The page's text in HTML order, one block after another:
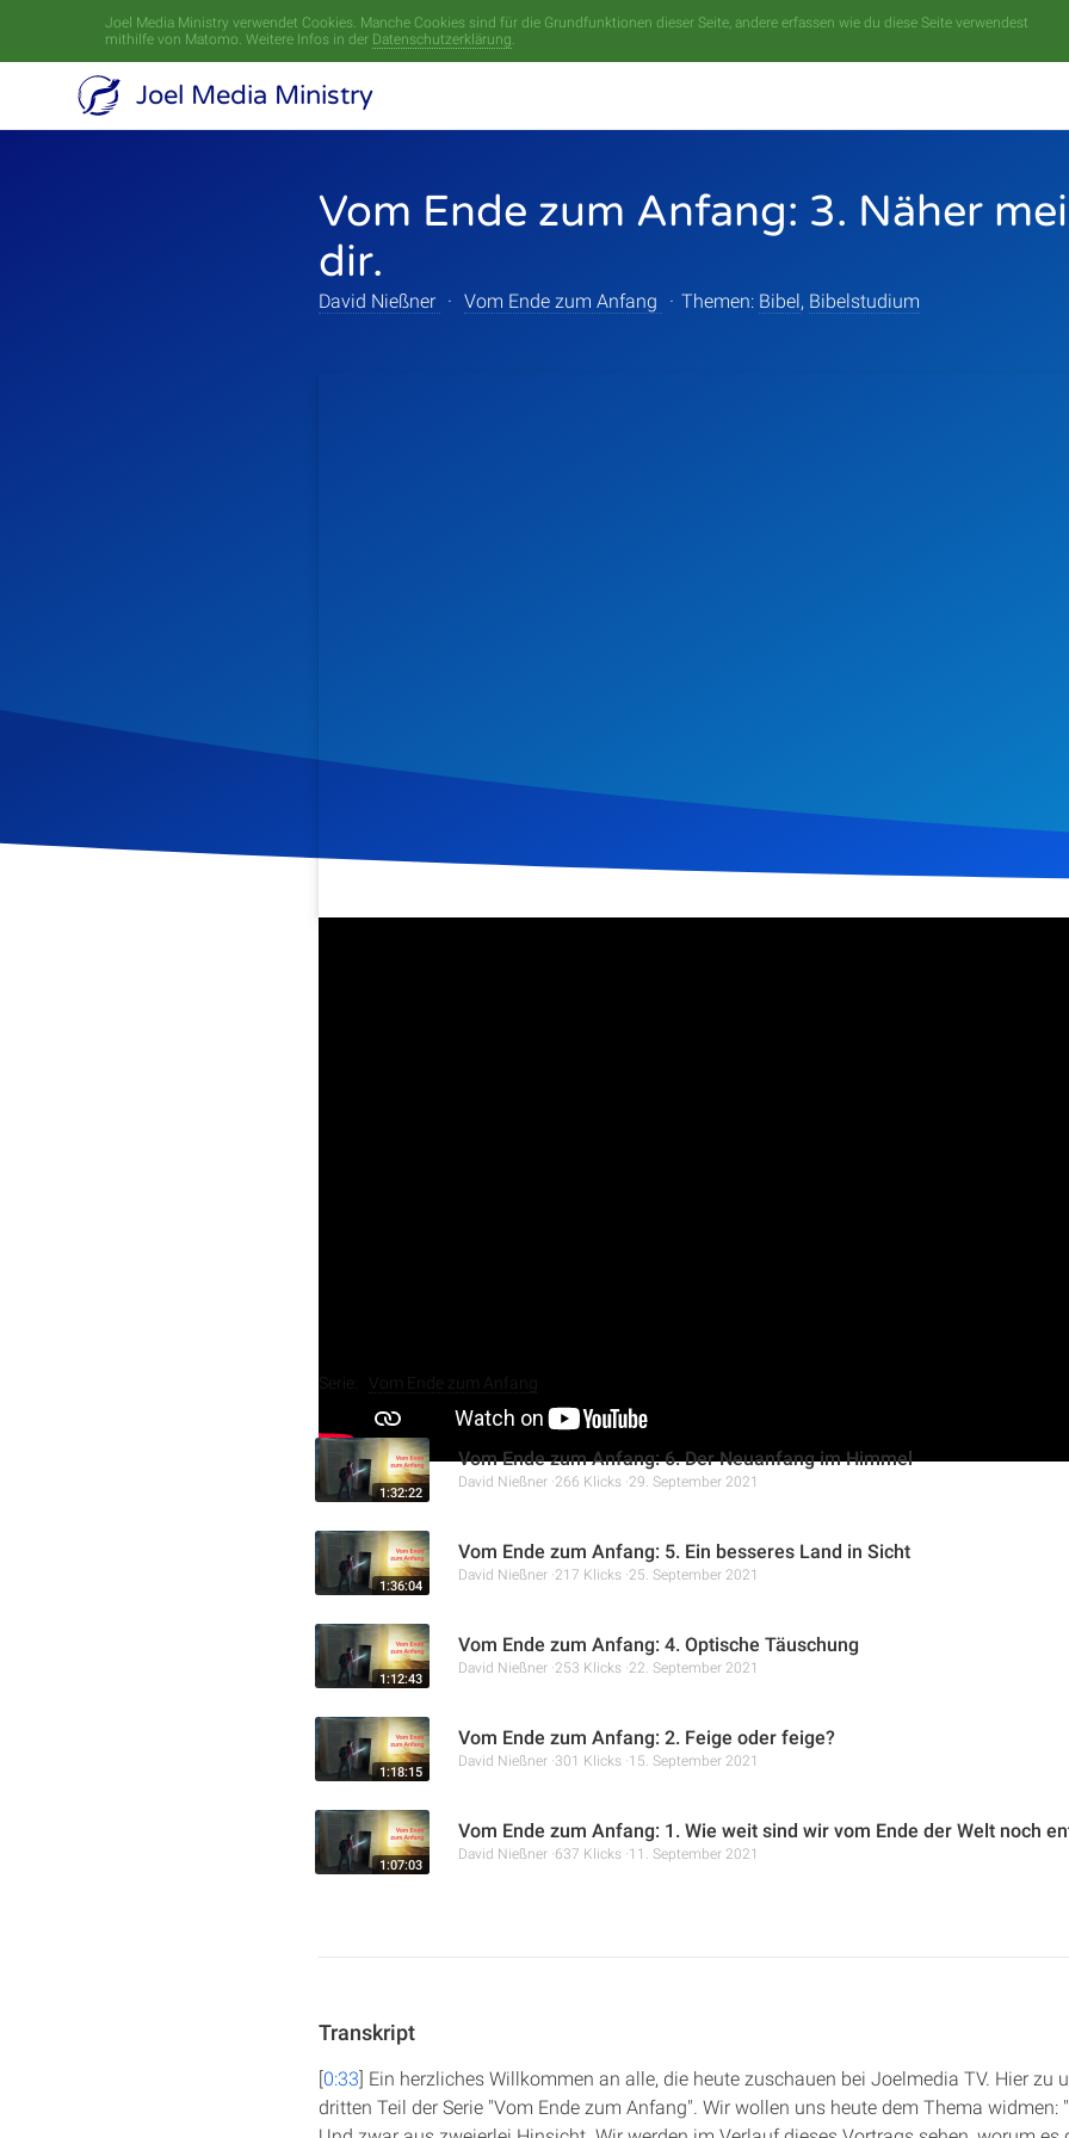
Joel Media Ministry verwendet Cookies. Manche Cookies sind für die Grundfunktionen dieser Seite, andere erfassen wie du diese Seite verwendest
mithilfe von Matomo. Weitere Infos in der Datenschutzerklärung.
Joel Media Ministry
Vom Ende zum Anfang: 3. Näher
dir.
David Nießner · Vom Ende zum Anfang · Themen: Bibel, Bibelstudium
Serie: Vom Ende zum Anfang
1:32:22
Vom Ende zum Anfang: 6. Der Neuanfang im Himmel
David Nießner 266 Klicks 29. September 2021
1:36:04
Vom Ende zum Anfang: 5. Ein besseres Land in Sicht
David Nießner 217 Klicks 25. September 2021
1:12:43
Vom Ende zum Anfang: 4. Optische Täuschung
David Nießner 253 Klicks 22. September 2021
1:18:15
Vom Ende zum Anfang: 2. Feige oder feige?
David Nießner 301 Klicks 15. September 2021
1:07:03
Vom Ende zum Anfang: 1. Wie weit sind wir vom Ende der Welt noch
David Nießner 637 Klicks 11. September 2021
Transkript
[0:33] Ein herzliches Willkommen an alle, die heute zuschauen bei Joelmedia TV. Hier zu
dritten Teil der Serie "Vom Ende zum Anfang". Wir wollen uns heute dem Thema widmen: